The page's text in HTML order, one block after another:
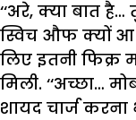
‘‘अरे, क्या बात
स्विच औफ क्यों आ
लिए इतनी फिक्र
मिली. ‘‘अच्छा…
शायद चार्ज